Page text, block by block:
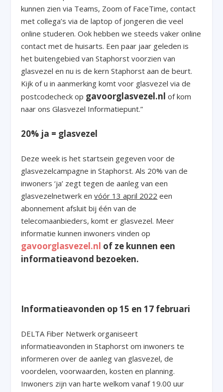
kunnen zien via Teams, Zoom of FaceTime, contact
met collega’s via de laptop of jongeren die veel
online studeren. Ook hebben we steeds vaker online
contact met de huisarts. Een paar jaar geleden is
het buitengebied van Staphorst voorzien van
glasvezel en nu is de kern Staphorst aan de beurt.
Kijk of u in aanmerking komt voor glasvezel via de
postcodecheck op gavoorglasvezel.nl of kom
naar ons Glasvezel Informatiepunt.”
20% ja = glasvezel
Deze week is het startsein gegeven voor de
glasvezelcampagne in Staphorst. Als 20% van de
inwoners ‘ja’ zegt tegen de aanleg van een
glasvezelnetwerk envóór 13 april 2022 een
abonnement afsluit bij één van de
telecomaanbieders, komt er glasvezel. Meer
informatie kunnen inwoners vinden op
gavoorglasvezel.nl of ze kunnen een
informatieavond bezoeken.
Informatieavonden op 15 en 17 februari
DELTA Fiber Netwerk organiseert
informatieavonden in Staphorst om inwoners te
informeren over de aanleg van glasvezel, de
voordelen, voorwaarden, kosten en planning.
Inwoners zijn van harte welkom vanaf 19.00 uur